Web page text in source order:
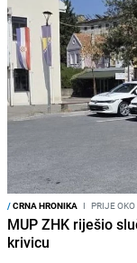
/CRNA HRONIKA I PRIJE
MUP ZHK riješio
krivicu